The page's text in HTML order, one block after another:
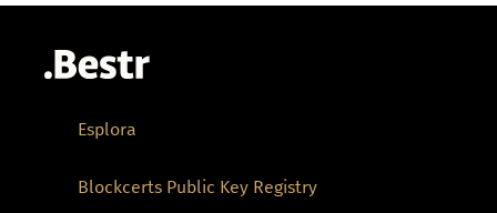
Esplora
Blockcerts Public Key Registry